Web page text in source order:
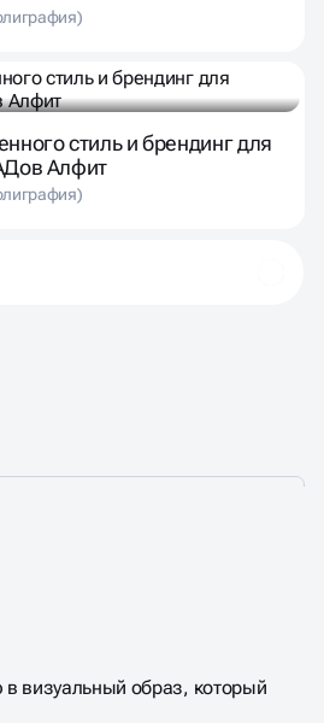
стиль и брендинг для
Алфит
визуальный образ, который